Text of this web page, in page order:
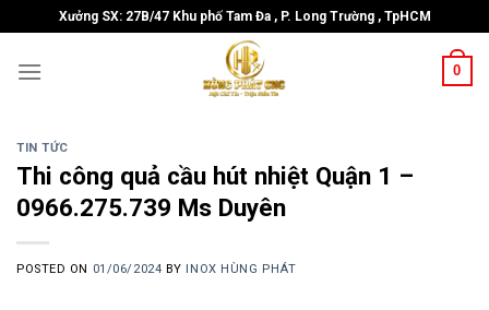
to
content
Xưởng SX: 27B/47 Khu phố Tam Đa , P. Long Trường , TpHCM
0
TIN TỨC
Thi công quả cầu hút nhiệt Quận 1 –
0966.275.739 Ms Duyên
POSTED ON 01/06/2024 BY INOX HÙNG PHÁT